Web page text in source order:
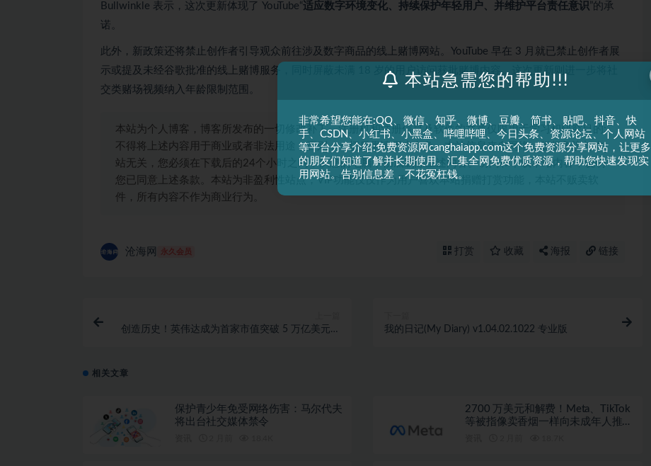
Bullwinkle 表示，这次更新体现了 YouTube“适应数字环境变化、持续保护年轻用户、并维护平台责任意识”的承
诺。
此外，新政策还将禁止创作者引导观众前往涉及数字商品的线上赌博网站。YouTube 早在 3 月就已禁止创作者展
示或提及未经谷歌批准的线上赌博服务，同时屏蔽未满 18 岁的用户访问获批赌博内容。这次更新则进一步将社
交类赌场视频纳入年龄限制范围。
本站为个人博客，博客所发布的一切修改补丁、注册机和注册信息及软件的文章仅限用于学习和研究目的;
不得将上述内容用于商业或者非法用途，否则，一切后果请用户自负。本站信息来自网络，版权争议与本
站无关，您必须在下载后的24个小时之内，从您的电脑中彻底删除上述内容。访问和下载本站内容，说明
您已同意上述条款。本站为非盈利性站点，VIP功能仅仅作为用户喜欢本站捐赠打赏功能，本站不贩卖软
件，所有内容不作为商业行为。
沧海网 永久会员 打赏 收藏 海报 链接
创造历史！英伟达成为首家市值突破 5 万亿美元的
我的日记(My Diary) v1.04.02.1022 专业版
相关文章
保护青少年免受网络伤害：马尔代夫
将出台社交媒体禁令
2700 万美元和解费！Meta、TikTok
等被指像卖香烟一样向未成年人推广
本站急需您的帮助!!!
非常希望您能在:QQ、微信、知乎、微博、豆瓣、简书、贴吧、抖音、快
手、CSDN、小红书、小黑盒、哔哩哔哩、今日头条、资源论坛、个人网站
等平台分享介绍:免费资源网canghaiapp.com这个免费资源分享网站，让更多
的朋友们知道了解并长期使用。汇集全网免费优质资源，帮助您快速发现实
用网站。告别信息差，不花冤枉钱。